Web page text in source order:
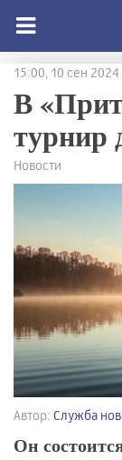
15:00, 10 сен 2024
В
турнир
Новости
Автор: Служба
Он